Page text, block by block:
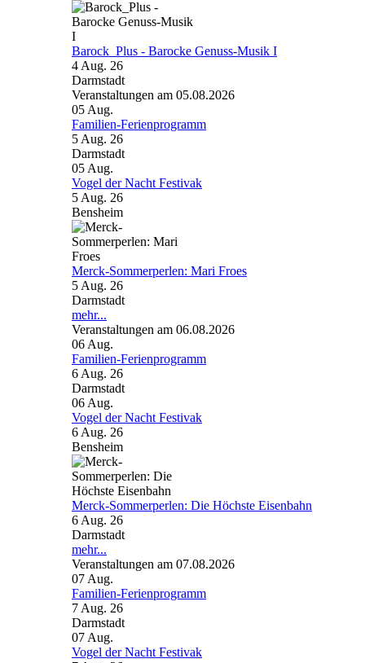
Barock_Plus - Barocke Genuss-Musik I
4 Aug. 26
Darmstadt
Veranstaltungen am 05.08.2026
05 Aug.
Familien-Ferienprogramm
5 Aug. 26
Darmstadt
05 Aug.
Vogel der Nacht Festivak
5 Aug. 26
Bensheim
Merck-Sommerperlen: Mari Froes
5 Aug. 26
Darmstadt
mehr...
Veranstaltungen am 06.08.2026
06 Aug.
Familien-Ferienprogramm
6 Aug. 26
Darmstadt
06 Aug.
Vogel der Nacht Festivak
6 Aug. 26
Bensheim
Merck-Sommerperlen: Die Höchste Eisenbahn
6 Aug. 26
Darmstadt
mehr...
Veranstaltungen am 07.08.2026
07 Aug.
Familien-Ferienprogramm
7 Aug. 26
Darmstadt
07 Aug.
Vogel der Nacht Festivak